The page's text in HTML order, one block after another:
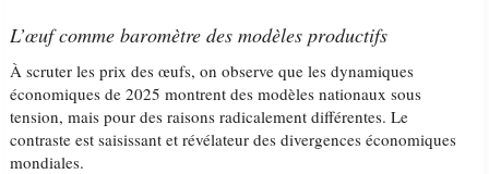
L’œuf comme baromètre des modèles productifs
À scruter les prix des œufs, on observe que les dynamiques
économiques de 2025 montrent des modèles nationaux sous
tension, mais pour des raisons radicalement différentes. Le
contraste est saisissant et révélateur des divergences économiques
mondiales.